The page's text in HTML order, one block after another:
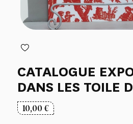
CATALOGUE
DANS LES TOILE
10,00€